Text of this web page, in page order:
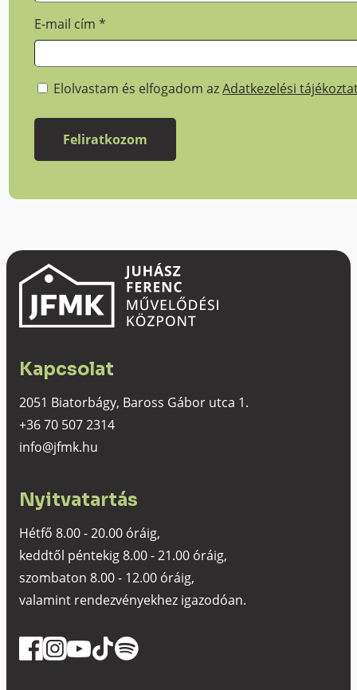
E-mail cím*
Elolvastam és elfogadom azAdatkezelési
Kapcsolat
2051 Biatorbágy, Baross Gábor utca 1.
+36 70 507 2314
info@jfmk.hu
Nyitvatartás
Hétfő 8.00 - 20.00 óráig,
keddtől péntekig 8.00 - 21.00 óráig,
szombaton 8.00 - 12.00 óráig,
valamint rendezvényekhez igazodóan.